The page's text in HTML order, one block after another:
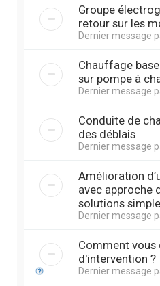
Groupe
retour sur les
Dernier message
Chauffage
sur pompe à
Dernier message
Conduite de
des déblais
Dernier message
Amélioration
avec approche
solutions
Dernier message
Comment vous
d'intervention ?
Dernier message